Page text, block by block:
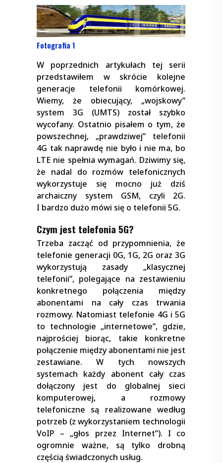
Fotografia 1
W poprzednich artykułach tej serii
przedstawiłem w skrócie kolejne
generacje telefonii komórkowej.
Wiemy, że obiecujący, „wojskowy”
system 3G (UMTS) został szybko
wycofany. Ostatnio pisałem o tym, że
powszechnej, „prawdziwej” telefonii
4G tak naprawdę nie było i nie ma, bo
LTE nie spełnia wymagań. Dziwimy się,
że nadal do rozmów telefonicznych
wykorzystuje się mocno już dziś
archaiczny system GSM, czyli 2G.
I bardzo dużo mówi się o telefonii 5G.
Czym jest telefonia 5G?
Trzeba zacząć od przypomnienia, że
telefonie generacji 0G, 1G, 2G oraz 3G
wykorzystują zasady „klasycznej
telefonii”, polegające na zestawieniu
konkretnego połączenia między
abonentami na cały czas trwania
rozmowy. Natomiast telefonie 4G i 5G
to technologie „internetowe”, gdzie,
najprościej biorąc, takie konkretne
połączenie między abonentami nie jest
zestawiane. W tych nowszych
systemach każdy abonent cały czas
dołączony jest do globalnej sieci
komputerowej, a rozmowy
telefoniczne są realizowane według
potrzeb (z wykorzystaniem technologii
VoIP – „głos przez Internet”). I co
ogromnie ważne, są tylko drobną
częścią świadczonych usług.